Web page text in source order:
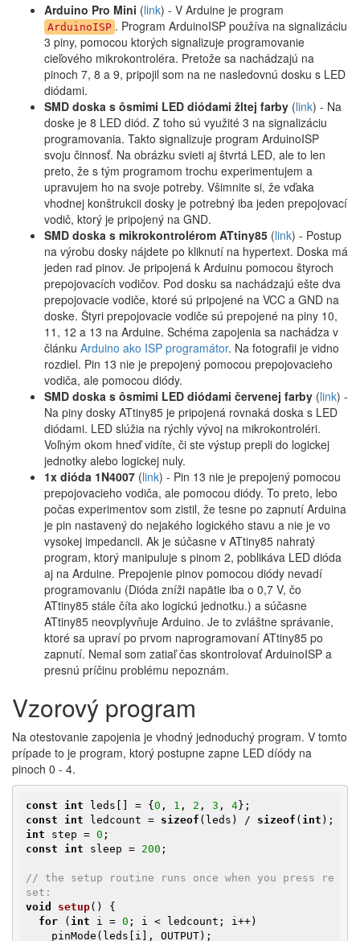
Arduino Pro Mini (link) - V Arduine je program
ArduinoISP . Program ArduinoISP používa na signalizáciu
3 piny, pomocou ktorých signalizuje programovanie
cieľového mikrokontroléra. Pretože sa nachádzajú na
pinoch 7, 8 a 9, pripojil som na ne nasledovnú dosku s LED
diódami.
SMD doska s ôsmimi LED diódami žltej farby (link) - Na
doske je 8 LED diód. Z toho sú využité 3 na signalizáciu
programovania. Takto signalizuje program ArduinoISP
svoju činnosť. Na obrázku svieti aj štvrtá LED, ale to len
preto, že s tým programom trochu experimentujem a
upravujem ho na svoje potreby. Všimnite si, že vďaka
vhodnej konštrukcii dosky je potrebný iba jeden prepojovací
vodič, ktorý je pripojený na GND.
SMD doska s mikrokontrolérom ATtiny85 (link) - Postup
na výrobu dosky nájdete po kliknutí na hypertext. Doska má
jeden rad pinov. Je pripojená k Arduinu pomocou štyroch
prepojovacích vodičov. Pod dosku sa nachádzajú ešte dva
prepojovacie vodiče, ktoré sú pripojené na VCC a GND na
doske. Štyri prepojovacie vodiče sú prepojené na piny 10,
11, 12 a 13 na Arduine. Schéma zapojenia sa nachádza v
článku Arduino ako ISP programátor. Na fotografii je vidno
rozdiel. Pin 13 nie je prepojený pomocou prepojovacieho
vodiča, ale pomocou diódy.
SMD doska s ôsmimi LED diódami červenej farby (link) -
Na piny dosky ATtiny85 je pripojená rovnaká doska s LED
diódami. LED slúžia na rýchly vývoj na mikrokontroléri.
Voľným okom hneď vidíte, či ste výstup prepli do logickej
jednotky alebo logickej nuly.
1x dióda 1N4007 (link) - Pin 13 nie je prepojený pomocou
prepojovacieho vodiča, ale pomocou diódy. To preto, lebo
počas experimentov som zistil, že tesne po zapnutí Arduina
je pin nastavený do nejakého logického stavu a nie je vo
vysokej impedancii. Ak je súčasne v ATtiny85 nahratý
program, ktorý manipuluje s pinom 2, poblikáva LED dióda
aj na Arduine. Prepojenie pinov pomocou diódy nevadí
programovaniu (Dióda zníži napätie iba o 0,7 V, čo
ATtiny85 stále číta ako logickú jednotku.) a súčasne
ATtiny85 neovplyvňuje Arduino. Je to zvláštne správanie,
ktoré sa upraví po prvom naprogramovaní ATtiny85 po
zapnutí. Nemal som zatiaľ čas skontrolovať ArduinoISP a
presnú príčinu problému nepoznám.
Vzorový program
Na otestovanie zapojenia je vhodný jednoduchý program. V tomto
prípade to je program, ktorý postupne zapne LED díódy na
pinoch 0 - 4.
const int leds[] = {0 , 1 , 2 , 3 , 4
const
int ledcount = sizeof (leds) / sizeof ( int
int step = 0
const
int sleep = 200 ;
// the setup routine runs once when you press re
set:
void
setup()
{
for ( int i = 0 ; i < ledcount; i++)